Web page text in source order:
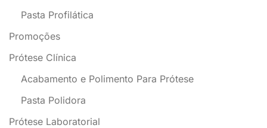
Pasta Profilática
Promoções
Prótese Clínica
Acabamento e Polimento Para Prótese
Pasta Polidora
Prótese Laboratorial